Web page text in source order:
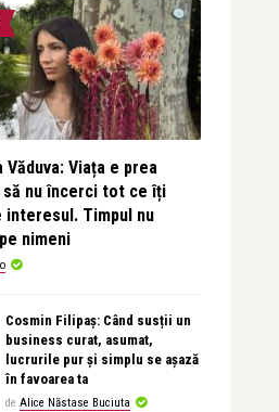
Văduva: Viața e prea
să nu încerci tot ce îți
interesul. Timpul nu
nimeni
Cosmin Filipaș: Când susții un
business curat, asumat,
lucrurile pur și simplu se așază
în favoarea ta
de Alice Năstase Buciuta